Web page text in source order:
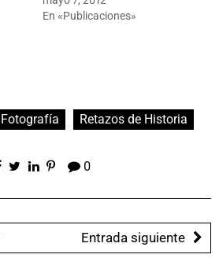
En «Publicaciones»
Fotografía Retazos de Historia
0
Entrada siguiente